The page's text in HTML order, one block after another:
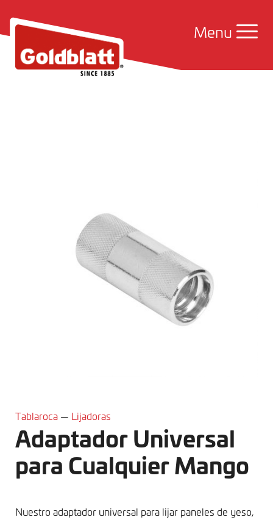
Tablaroca — Lijadoras
Adaptador Universal
para Cualquier Mango
Nuestro adaptador universal para lijar paneles de yeso,